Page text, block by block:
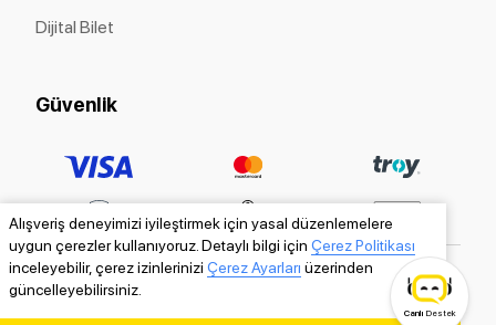
Alışveriş deneyimizi iyileştirmek için yasal düzenlemelere
uygun çerezler kullanıyoruz. Detaylı bilgi için Çerez Politikası
inceleyebilir, çerez izinlerinizi Çerez Ayarları üzerinden
güncelleyebilirsiniz.
Dijital Bilet
Güvenlik
Canlı Destek